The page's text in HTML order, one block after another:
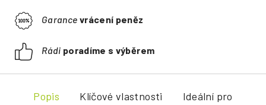
Garance vrácení peněz
Rádi poradíme s výběrem
Popis Klíčové vlastnosti Ideální pro